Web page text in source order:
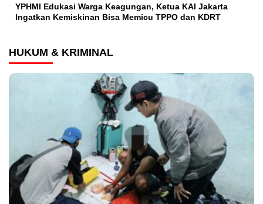
YPHMI Edukasi Warga Keagungan, Ketua KAI Jakarta
Ingatkan Kemiskinan Bisa Memicu TPPO dan KDRT
HUKUM & KRIMINAL